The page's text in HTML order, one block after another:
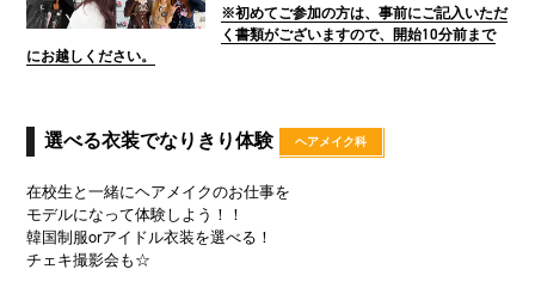
※初めてご参加の方は、事前にご記入いただ
く書類がございますので、開始10分前まで
にお越しください。
選べる衣装でなりきり体験 ヘアメイク科
在校生と一緒にヘアメイクのお仕事を
モデルになって体験しよう！！
韓国制服orアイドル衣装を選べる！
チェキ撮影会も☆